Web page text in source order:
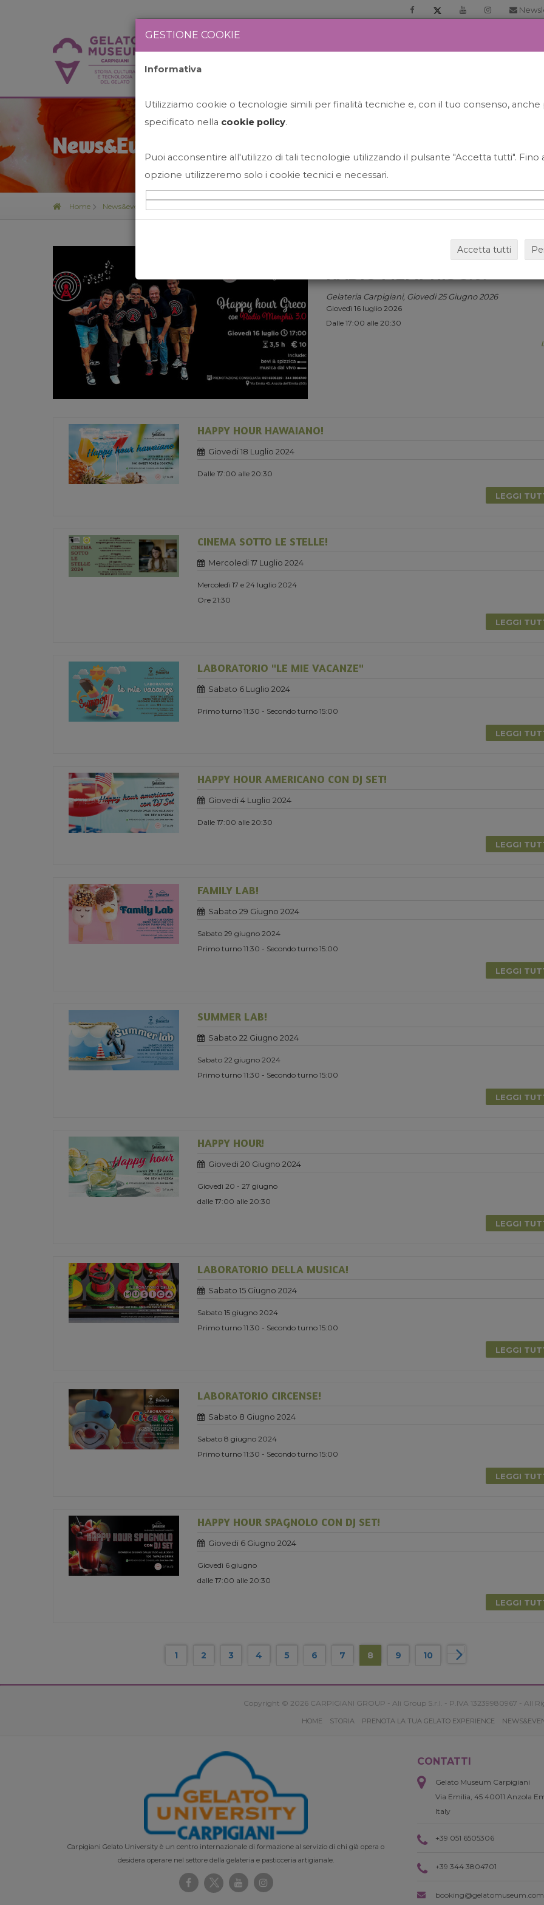
News&Events
Home News&events
HAPPY HOUR GRECO CON
RADIO MEMPHIS 3.0.
Gelateria Carpigiani, Giovedi 25 Giugno 2026
Giovedì 16 luglio 2026
Dalle 17:00 alle 20:30
HAPPY HOUR HAWAIANO!
Giovedi 18 Luglio 2024
Dalle 17:00 alle 20:30
LEGGI
CINEMA SOTTO LE STELLE!
Mercoledi 17 Luglio 2024
Mercoledì 17 e 24 luglio 2024
Ore 21:30
LEGGI
LABORATORIO "LE MIE VACANZE"
Sabato 6 Luglio 2024
Primo turno 11:30 - Secondo turno 15:00
LEGGI
HAPPY HOUR AMERICANO CON DJ SET!
Giovedi 4 Luglio 2024
Dalle 17:00 alle 20:30
LEGGI
FAMILY LAB!
Sabato 29 Giugno 2024
Sabato 29 giugno 2024
Primo turno 11:30 - Secondo turno 15:00
LEGGI
SUMMER LAB!
Sabato 22 Giugno 2024
Sabato 22 giugno 2024
Primo turno 11:30 - Secondo turno 15:00
LEGGI
HAPPY HOUR!
Giovedi 20 Giugno 2024
Giovedì 20 - 27 giugno
dalle 17:00 alle 20:30
LEGGI
LABORATORIO DELLA MUSICA!
Sabato 15 Giugno 2024
Sabato 15 giugno 2024
Primo turno 11:30 - Secondo turno 15:00
LEGGI
LABORATORIO CIRCENSE!
Sabato 8 Giugno 2024
Sabato 8 giugno 2024
Primo turno 11:30 - Secondo turno 15:00
LEGGI
HAPPY HOUR SPAGNOLO CON DJ SET!
Giovedi 6 Giugno 2024
Giovedì 6 giugno
dalle 17:00 alle 20:30
LEGGI
1 2 3 4 5 6 7 8 9 10
Copyright © 2026 CARPIGIANI GROUP - Ali Group S.r.l. - P.IVA 13239980967 - All
HOME STORIA PRENOTA LA TUA GELATO EXPERIENCE
Carpigiani Gelato University è un centro internazionale di formazione al servizio di chi già opera o
desidera operare nel settore della gelateria e pasticceria artigianale.
CONTATTI
Gelato Museum Carpigiani
Via Emilia, 45 40011 Anzola
Italy
+39 051 6505306
+39 344 3804701
booking@gelatomuseum.com
GESTIONE COOKIE
Informativa
Utilizziamo cookie o tecnologie simili per finalità tecniche e, con il tuo consenso,
specificato nella cookie policy.
Puoi acconsentire all'utilizzo di tali tecnologie utilizzando il pulsante "Accetta tutti". Fino
opzione utilizzeremo solo i cookie tecnici e necessari.
Accetta tutti